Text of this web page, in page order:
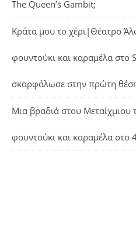
The Queen’s Gambit;
Κράτα μου το χέρι|Θέατρο
φουντούκι και καραμέλα στο
σκαρφάλωσε στην πρώτη
Μια βραδιά στου Μεταίχμιου
φουντούκι και καραμέλα στο